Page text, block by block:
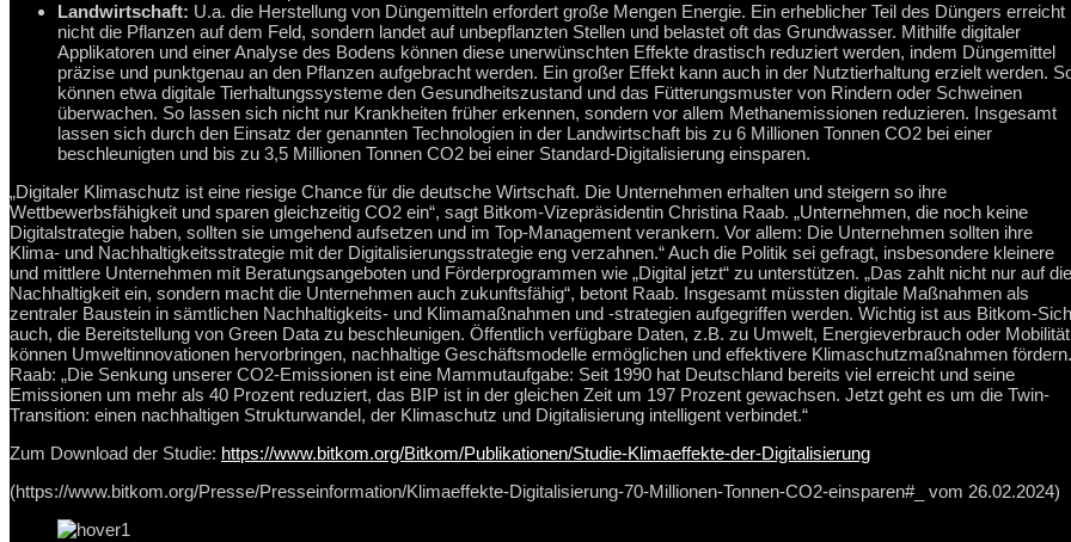
Landwirtschaft: U.a. die Herstellung von Düngemitteln erfordert große Mengen Energie. Ein erheblicher Teil des Düngers erreicht
nicht die Pflanzen auf dem Feld, sondern landet auf unbepflanzten Stellen und belastet oft das Grundwasser. Mithilfe digitaler
Applikatoren und einer Analyse des Bodens können diese unerwünschten Effekte drastisch reduziert werden, indem Düngemittel
präzise und punktgenau an den Pflanzen aufgebracht werden. Ein großer Effekt kann auch in der Nutztierhaltung erzielt werden.
können etwa digitale Tierhaltungssysteme den Gesundheitszustand und das Fütterungsmuster von Rindern oder Schweinen
überwachen. So lassen sich nicht nur Krankheiten früher erkennen, sondern vor allem Methanemissionen reduzieren. Insgesamt
lassen sich durch den Einsatz der genannten Technologien in der Landwirtschaft bis zu 6 Millionen Tonnen CO2 bei einer
beschleunigten und bis zu 3,5 Millionen Tonnen CO2 bei einer Standard-Digitalisierung einsparen.
„Digitaler Klimaschutz ist eine riesige Chance für die deutsche Wirtschaft. Die Unternehmen erhalten und steigern so ihre
Wettbewerbsfähigkeit und sparen gleichzeitig CO2 ein“, sagt Bitkom-Vizepräsidentin Christina Raab. „Unternehmen, die noch keine
Digitalstrategie haben, sollten sie umgehend aufsetzen und im Top-Management verankern. Vor allem: Die Unternehmen sollten ihre
Klima- und Nachhaltigkeitsstrategie mit der Digitalisierungsstrategie eng verzahnen.“ Auch die Politik sei gefragt, insbesondere kleinere
und mittlere Unternehmen mit Beratungsangeboten und Förderprogrammen wie „Digital jetzt“ zu unterstützen. „Das zahlt nicht nur auf die
Nachhaltigkeit ein, sondern macht die Unternehmen auch zukunftsfähig“, betont Raab. Insgesamt müssten digitale Maßnahmen als
zentraler Baustein in sämtlichen Nachhaltigkeits- und Klimamaßnahmen und -strategien aufgegriffen werden. Wichtig ist aus Bitkom-
auch, die Bereitstellung von Green Data zu beschleunigen. Öffentlich verfügbare Daten, z.B. zu Umwelt, Energieverbrauch oder
können Umweltinnovationen hervorbringen, nachhaltige Geschäftsmodelle ermöglichen und effektivere Klimaschutzmaßnahmen fördern.
Raab: „Die Senkung unserer CO2-Emissionen ist eine Mammutaufgabe: Seit 1990 hat Deutschland bereits viel erreicht und seine
Emissionen um mehr als 40 Prozent reduziert, das BIP ist in der gleichen Zeit um 197 Prozent gewachsen. Jetzt geht es um die Twin-
Transition: einen nachhaltigen Strukturwandel, der Klimaschutz und Digitalisierung intelligent verbindet.“
Zum Download der Studie: https://www.bitkom.org/Bitkom/Publikationen/Studie-Klimaeffekte-der-Digitalisierung
(https://www.bitkom.org/Presse/Presseinformation/Klimaeffekte-Digitalisierung-70-Millionen-Tonnen-CO2-einsparen#_ vom 26.02.2024)